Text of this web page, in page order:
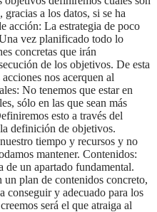
a los datos, si se ha
acción: La estrategia de poco
vez planificado todo lo
concretas que irán
de los objetivos. De esta
nos acerquen al
No tenemos que estar en
sólo en las que sean más
esto a través del
definición de objetivos.
tiempo y recursos y no
mantener. Contenidos:
de un apartado fundamental.
plan de contenidos concreto,
conseguir y adecuado para los
será el que atraiga al